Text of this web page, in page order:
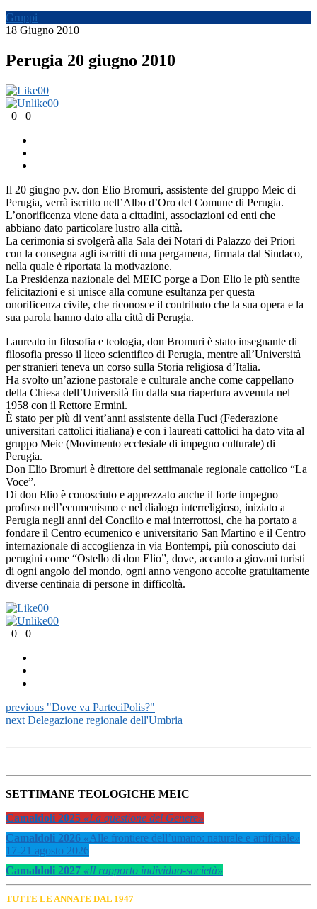
Gruppi
18 Giugno 2010
Perugia 20 giugno 2010
00
00
0
0
Il 20 giugno p.v. don Elio Bromuri, assistente del gruppo Meic di
Perugia, verrà iscritto nell’Albo d’Oro del Comune di Perugia.
L’onorificenza viene data a cittadini, associazioni ed enti che
abbiano dato particolare lustro alla città.
La cerimonia si svolgerà alla Sala dei Notari di Palazzo dei Priori
con la consegna agli iscritti di una pergamena, firmata dal Sindaco,
nella quale è riportata la motivazione.
La Presidenza nazionale del MEIC porge a Don Elio le più sentite
felicitazioni e si unisce alla comune esultanza per questa
onorificenza civile, che riconosce il contributo che la sua opera e la
sua parola hanno dato alla città di Perugia.
Laureato in filosofia e teologia, don Bromuri è stato insegnante di
filosofia presso il liceo scientifico di Perugia, mentre all’Università
per stranieri teneva un corso sulla Storia religiosa d’Italia.
Ha svolto un’azione pastorale e culturale anche come cappellano
della Chiesa dell’Università fin dalla sua riapertura avvenuta nel
1958 con il Rettore Ermini.
È stato per più di vent’anni assistente della Fuci (Federazione
universitari cattolici itialiana) e con i laureati cattolici ha dato vita al
gruppo Meic (Movimento ecclesiale di impegno culturale) di
Perugia.
Don Elio Bromuri è direttore del settimanale regionale cattolico “La
Voce”.
Di don Elio è conosciuto e apprezzato anche il forte impegno
profuso nell’ecumenismo e nel dialogo interreligioso, iniziato a
Perugia negli anni del Concilio e mai interrottosi, che ha portato a
fondare il Centro ecumenico e universitario San Martino e il Centro
internazionale di accoglienza in via Bontempi, più conosciuto dai
perugini come “Ostello di don Elio”, dove, accanto a giovani turisti
di ogni angolo del mondo, ogni anno vengono accolte gratuitamente
diverse centinaia di persone in difficoltà.
00
00
0
0
previous "Dove va ParteciPolis?"
next Delegazione regionale dell'Umbria
SETTIMANE TEOLOGICHE MEIC
Camaldoli 2025 «La questione del Genere»
Camaldoli 2026 «Alle frontiere dell’umano: naturale e artificiale»
17-21 agosto 2026
Camaldoli 2027 «Il rapporto individuo-società»
TUTTE LE ANNATE DAL 1947